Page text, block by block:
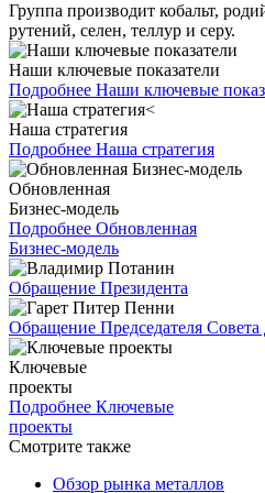
Группа производит кобальт,
рутений, селен, теллур и серу.
Наши ключевые показатели
Подробнее Наши ключевые
Наша стратегия
Подробнее Наша стратегия
Обновленная
Бизнес-модель
Подробнее Обновленная
Бизнес-модель
Обращение Президента
Обращение Председателя Совета
Ключевые
проекты
Подробнее Ключевые
проекты
Смотрите также
Обзор рынка металлов